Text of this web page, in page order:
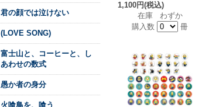
君の顔では泣けない
(LOVE SONG)
富士山と、コーヒーと、し
あわせの数式
愚か者の身分
火喰鳥を、喰う
1,100円(税込)
在庫 わずか
購入数
冊